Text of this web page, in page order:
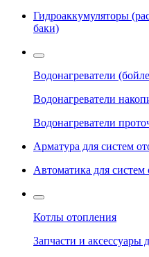
Гидроаккумуляторы
баки)
Водонагреватели
Водонагреватели
Водонагреватели
Арматура для систем
Автоматика для
Котлы отопления
Запчасти и аксессуары